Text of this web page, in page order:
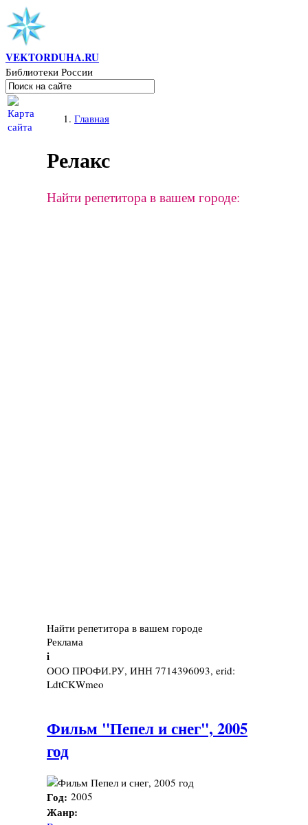
Перейти к основному содержанию
VEKTORDUHA.RU
Библиотеки России
Форма поиска
Поиск
Вы здесьГлавная
Релакс
Найти репетитора в вашем городе:
Найти репетитора в вашем городе
Реклама
i
ООО ПРОФИ.РУ, ИНН 7714396093, erid:
LdtCKWmeo
Фильм "Пепел и снег", 2005
год
Год: 2005
Жанр: